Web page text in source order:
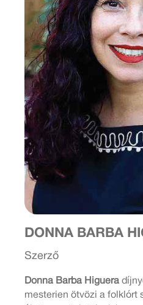
DONNA BARBA
Szerző
Donna Barba Higuera
mesterien ötvözi a folklórt